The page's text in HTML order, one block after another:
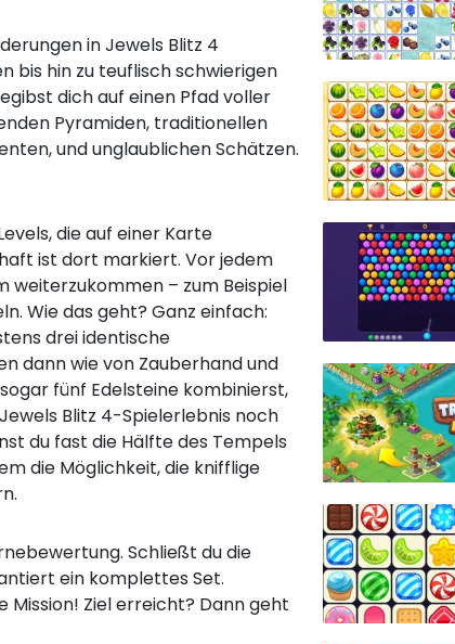
in Jewels Blitz 4
bis hin zu teuflisch schwierigen
dich auf einen Pfad voller
Pyramiden, traditionellen
und unglaublichen Schätzen.
die auf einer Karte
ist dort markiert. Vor jedem
weiterzukommen – zum Beispiel
Wie das geht? Ganz einfach:
drei identische
dann wie von Zauberhand und
fünf Edelsteine kombinierst,
Blitz 4-Spielerlebnis noch
du fast die Hälfte des Tempels
die Möglichkeit, die knifflige
Schließt du die
ein komplettes Set.
Mission! Ziel erreicht? Dann geht